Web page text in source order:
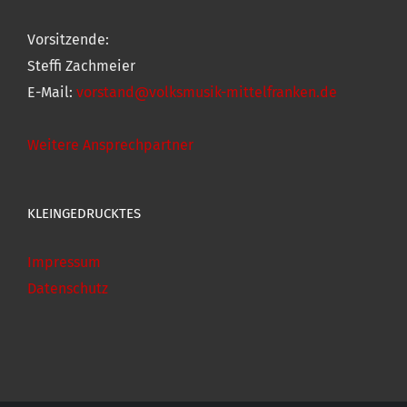
Vorsitzende:
Steffi Zachmeier
E-Mail: vorstand@volksmusik-mittelfranken.de
Weitere Ansprechpartner
KLEINGEDRUCKTES
Impressum
Datenschutz